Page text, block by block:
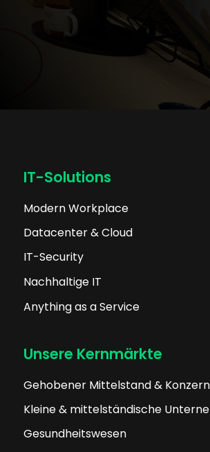
Mehr erfahren
IT-Solutions
Modern Workplace
Datacenter & Cloud
IT-Security
Anything as a Service
Unsere Kernmärkte
Gehobener Mittelstand & Konzerne